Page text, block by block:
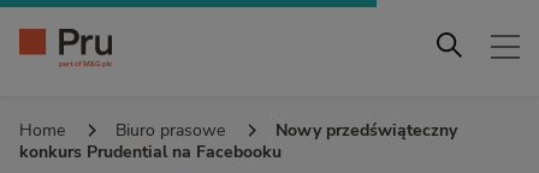
Home Biuro prasowe
Nowy przedświąteczny
konkurs Prudential na Facebooku